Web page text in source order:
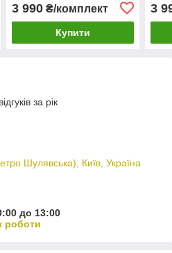
підголовник) Чорно-
зелений
3 990₴/комплект
Купити
3
за рік
Шулявська), Київ, Україна
до 13:00
роботи